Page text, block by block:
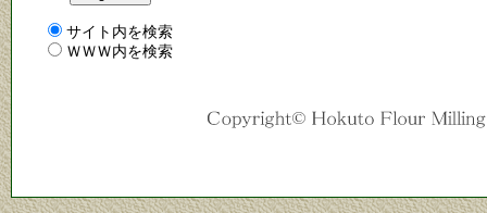
サイト内を検索
ＷＷＷ内を検索